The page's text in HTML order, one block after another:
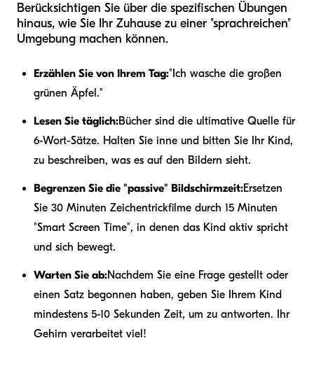
Berücksichtigen Sie über die spezifischen Übungen
hinaus, wie Sie Ihr Zuhause zu einer "sprachreichen"
Umgebung machen können.
Erzählen Sie von Ihrem Tag:"Ich wasche die großen
grünen Äpfel."
Lesen Sie täglich:Bücher sind die ultimative Quelle für
6-Wort-Sätze. Halten Sie inne und bitten Sie Ihr Kind,
zu beschreiben, was es auf den Bildern sieht.
Begrenzen Sie die "passive" Bildschirmzeit:Ersetzen
Sie 30 Minuten Zeichentrickfilme durch 15 Minuten
"Smart Screen Time", in denen das Kind aktiv spricht
und sich bewegt.
Warten Sie ab:Nachdem Sie eine Frage gestellt oder
einen Satz begonnen haben, geben Sie Ihrem Kind
mindestens 5-10 Sekunden Zeit, um zu antworten. Ihr
Gehirn verarbeitet viel!